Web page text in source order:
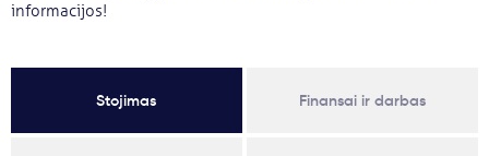
Svarbu
informacijos!
Stojimas Finansai ir darbas